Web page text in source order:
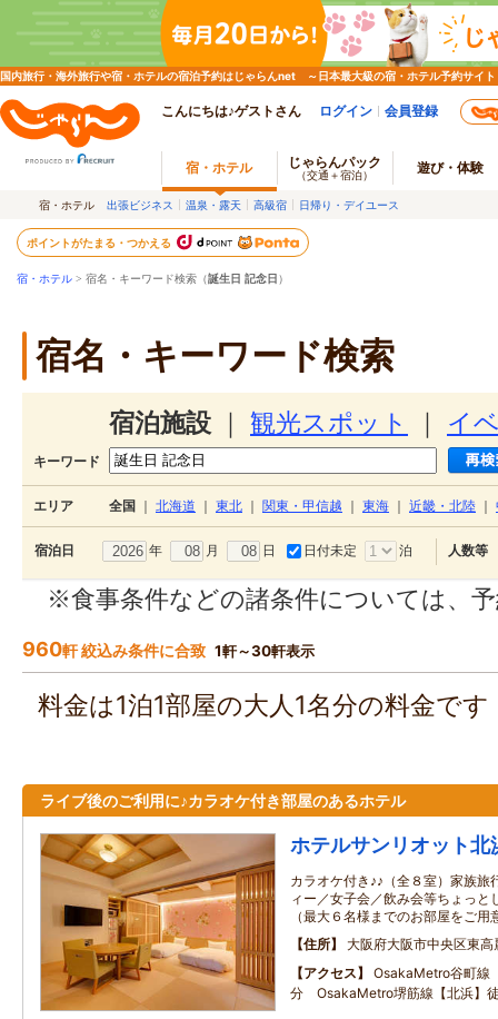
国内旅行・海外旅行や宿・ホテルの宿泊予約はじゃらんnet ～日本最大級の宿・ホテル予約サイト
こんにちは♪ゲストさん ログイン 会員登録
宿・ホテル じゃらんパック
（交通＋宿泊） 遊び・体験
宿・ホテル 出張ビジネス 温泉・露天 高級宿 日帰り・デイユース
ポイントがたまる・つかえる
宿・ホテル > 宿名・キーワード検索（誕生日 記念日 ）
宿名・キーワード検索
宿泊施設 観光スポット イ
キーワード
エリア 全国 北海道 東北 関東・甲信越 東海 近畿・北陸
宿泊日 年 月 日 日付未定 泊 人数等
※食事条件などの諸条件については、
960軒 絞込み条件に合致 1軒～30軒表示
料金は1泊1部屋の大人1名分の料金で
ライブ後のご利用に♪カラオケ付き部屋のあるホテル
ホテルサンリオット北
カラオケ付き♪♪（全８室）家族旅
ィー／女子会／飲み会等ちょっと
（最大６名様までのお部屋をご用
住所
大阪府大阪市中央区東高
アクセス
OsakaMetro谷町線
分 OsakaMetro堺筋線【北浜】